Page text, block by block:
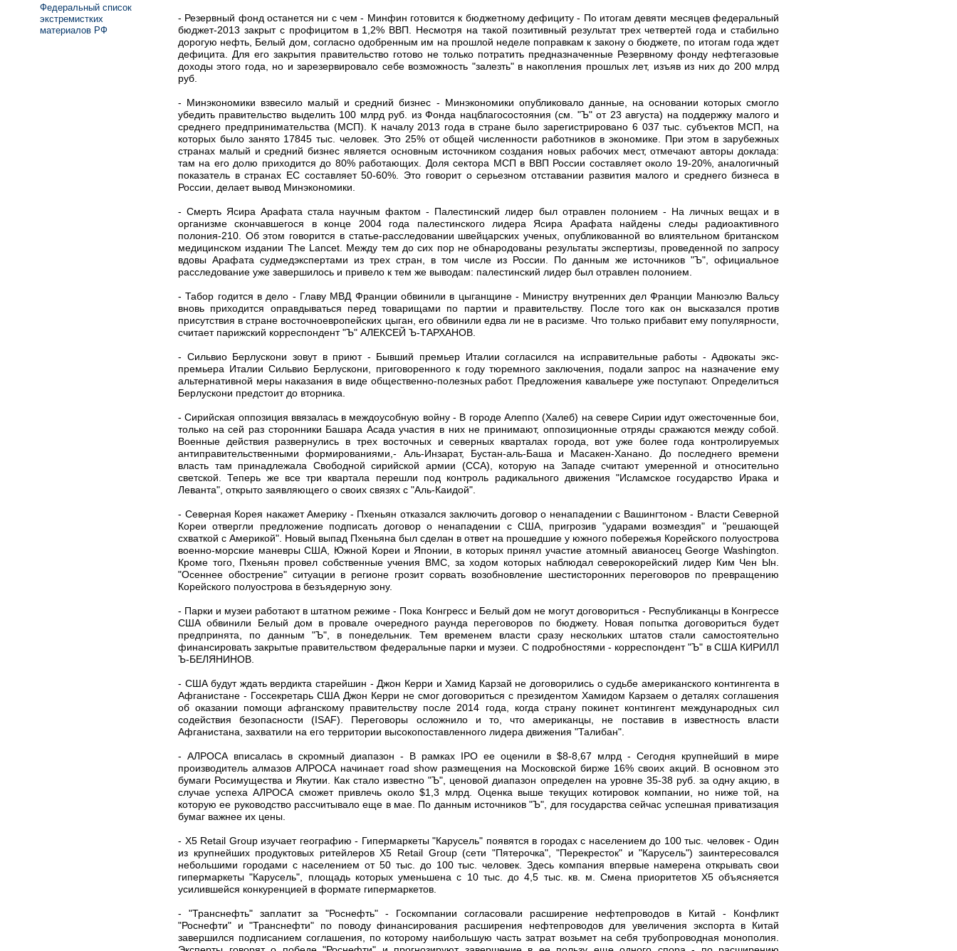
- Резервный фонд останется ни с чем - Минфин готовится к бюджетному дефициту - По итогам девяти месяцев федеральный
бюджет-2013 закрыт с профицитом в 1,2% ВВП. Несмотря на такой позитивный результат трех четвертей года и стабильно
дорогую нефть, Белый дом, согласно одобренным им на прошлой неделе поправкам к закону о бюджете, по итогам года ждет
дефицита. Для его закрытия правительство готово не только потратить предназначенные Резервному фонду нефтегазовые
доходы этого года, но и зарезервировало себе возможность "залезть" в накопления прошлых лет, изъяв из них до 200 млрд
руб.
- Минэкономики взвесило малый и средний бизнес - Минэкономики опубликовало данные, на основании которых смогло
убедить правительство выделить 100 млрд руб. из Фонда нацблагосостояния (см. "Ъ" от 23 августа) на поддержку малого и
среднего предпринимательства (МСП). К началу 2013 года в стране было зарегистрировано 6 037 тыс. субъектов МСП, на
которых было занято 17845 тыс. человек. Это 25% от общей численности работников в экономике. При этом в зарубежных
странах малый и средний бизнес является основным источником создания новых рабочих мест, отмечают авторы доклада:
там на его долю приходится до 80% работающих. Доля сектора МСП в ВВП России составляет около 19-20%, аналогичный
показатель в странах ЕС составляет 50-60%. Это говорит о серьезном отставании развития малого и среднего бизнеса в
России, делает вывод Минэкономики.
- Смерть Ясира Арафата стала научным фактом - Палестинский лидер был отравлен полонием - На личных вещах и в
организме скончавшегося в конце 2004 года палестинского лидера Ясира Арафата найдены следы радиоактивного
полония-210. Об этом говорится в статье-расследовании швейцарских ученых, опубликованной во влиятельном британском
медицинском издании The Lancet. Между тем до сих пор не обнародованы результаты экспертизы, проведенной по запросу
вдовы Арафата судмедэкспертами из трех стран, в том числе из России. По данным же источников "Ъ", официальное
расследование уже завершилось и привело к тем же выводам: палестинский лидер был отравлен полонием.
- Табор годится в дело - Главу МВД Франции обвинили в цыганщине - Министру внутренних дел Франции Манюэлю Вальсу
вновь приходится оправдываться перед товарищами по партии и правительству. После того как он высказался против
присутствия в стране восточноевропейских цыган, его обвинили едва ли не в расизме. Что только прибавит ему популярности,
считает парижский корреспондент "Ъ" АЛЕКСЕЙ Ъ-ТАРХАНОВ.
- Сильвио Берлускони зовут в приют - Бывший премьер Италии согласился на исправительные работы - Адвокаты экс-
премьера Италии Сильвио Берлускони, приговоренного к году тюремного заключения, подали запрос на назначение ему
альтернативной меры наказания в виде общественно-полезных работ. Предложения кавальере уже поступают. Определиться
Берлускони предстоит до вторника.
- Сирийская оппозиция ввязалась в междоусобную войну - В городе Алеппо (Халеб) на севере Сирии идут ожесточенные бои,
только на сей раз сторонники Башара Асада участия в них не принимают, оппозиционные отряды сражаются между собой.
Военные действия развернулись в трех восточных и северных кварталах города, вот уже более года контролируемых
антиправительственными формированиями,- Аль-Инзарат, Бустан-аль-Баша и Масакен-Ханано. До последнего времени
власть там принадлежала Свободной сирийской армии (ССА), которую на Западе считают умеренной и относительно
светской. Теперь же все три квартала перешли под контроль радикального движения "Исламское государство Ирака и
Леванта", открыто заявляющего о своих связях с "Аль-Каидой".
- Северная Корея накажет Америку - Пхеньян отказался заключить договор о ненападении с Вашингтоном - Власти Северной
Кореи отвергли предложение подписать договор о ненападении с США, пригрозив "ударами возмездия" и "решающей
схваткой с Америкой". Новый выпад Пхеньяна был сделан в ответ на прошедшие у южного побережья Корейского полуострова
военно-морские маневры США, Южной Кореи и Японии, в которых принял участие атомный авианосец George Washington.
Кроме того, Пхеньян провел собственные учения ВМС, за ходом которых наблюдал северокорейский лидер Ким Чен Ын.
"Осеннее обострение" ситуации в регионе грозит сорвать возобновление шестисторонних переговоров по превращению
Корейского полуострова в безъядерную зону.
- Парки и музеи работают в штатном режиме - Пока Конгресс и Белый дом не могут договориться - Республиканцы в Конгрессе
США обвинили Белый дом в провале очередного раунда переговоров по бюджету. Новая попытка договориться будет
предпринята, по данным "Ъ", в понедельник. Тем временем власти сразу нескольких штатов стали самостоятельно
финансировать закрытые правительством федеральные парки и музеи. С подробностями - корреспондент "Ъ" в США КИРИЛЛ
Ъ-БЕЛЯНИНОВ.
- США будут ждать вердикта старейшин - Джон Керри и Хамид Карзай не договорились о судьбе американского контингента в
Афганистане - Госсекретарь США Джон Керри не смог договориться с президентом Хамидом Карзаем о деталях соглашения
об оказании помощи афганскому правительству после 2014 года, когда страну покинет контингент международных сил
содействия безопасности (ISAF). Переговоры осложнило и то, что американцы, не поставив в известность власти
Афганистана, захватили на его территории высокопоставленного лидера движения "Талибан".
- АЛРОСА вписалась в скромный диапазон - В рамках IPO ее оценили в $8-8,67 млрд - Сегодня крупнейший в мире
производитель алмазов АЛРОСА начинает road show размещения на Московской бирже 16% своих акций. В основном это
бумаги Росимущества и Якутии. Как стало известно "Ъ", ценовой диапазон определен на уровне 35-38 руб. за одну акцию, в
случае успеха АЛРОСА сможет привлечь около $1,3 млрд. Оценка выше текущих котировок компании, но ниже той, на
которую ее руководство рассчитывало еще в мае. По данным источников "Ъ", для государства сейчас успешная приватизация
бумаг важнее их цены.
- X5 Retail Group изучает географию - Гипермаркеты "Карусель" появятся в городах с населением до 100 тыс. человек - Один
из крупнейших продуктовых ритейлеров X5 Retail Group (сети "Пятерочка", "Перекресток" и "Карусель") заинтересовался
небольшими городами с населением от 50 тыс. до 100 тыс. человек. Здесь компания впервые намерена открывать свои
гипермаркеты "Карусель", площадь которых уменьшена с 10 тыс. до 4,5 тыс. кв. м. Смена приоритетов X5 объясняется
усилившейся конкуренцией в формате гипермаркетов.
- "Транснефть" заплатит за "Роснефть" - Госкомпании согласовали расширение нефтепроводов в Китай - Конфликт
"Роснефти" и "Транснефти" по поводу финансирования расширения нефтепроводов для увеличения экспорта в Китай
завершился подписанием соглашения, по которому наибольшую часть затрат возьмет на себя трубопроводная монополия.
Федеральный список
экстремистких
материалов РФ